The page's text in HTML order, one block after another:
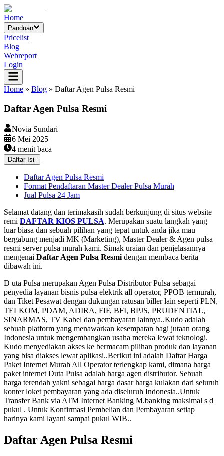
Home
Panduan
Pricelist
Blog
Webreport
Login
Home » Blog » Daftar Agen Pulsa Resmi
Daftar Agen Pulsa Resmi
Novia Sundari
6 Mei 2025
4 menit baca
Daftar Isi-
Daftar Agen Pulsa Resmi
Format Pendaftaran Master Dealer Pulsa Murah
Jual Pulsa 24 Jam
Selamat datang dan terimakasih sudah berkunjung di situs website
remi DAFTAR KIOS PULSA. Merupakan suatu langkah yang
luar biasa dan sebuah pilihan yang tepat untuk anda jika mau
bergabung menjadi MK (Marketing), Master Dealer & Agen pulsa
resmi server pulsa murah kami. Simak uraian dan penjelasannya
mengenai Daftar Agen Pulsa Resmi dengan membaca berita
dibawah ini.
D uta Pulsa merupakan Agen Pulsa Distributor Pulsa sebagai
penyedia layanan bisnis pulsa elektrik all operator, PPOB termurah,
dan Tiket Pesawat dengan dukungan ratusan biller lain seperti PLN,
TELKOM, PDAM, ADIRA, FIF, BFI, BPJS, PRUDENTIAL,
SINARMAS, TV Kabel dan pembayaran lainnya..Kudo adalah
sebuah platform yang menawarkan kesempatan bagi jutaan orang
Indonesia untuk mengembangkan usaha mereka lewat teknologi.
Kudo menyediakan akses ke bermacam pilihan produk dan layanan
yang bisa diakses lewat aplikasi..Berikut ini adalah Daftar Harga
Paket Internet Murah All Operator terlengkap kami, dimana harga
paket internet Duta Pulsa adalah harga agen distributor. Sebuah
harga terendah yakni sebagai harga dasar harga kulakan dari seluruh
konter loket pembayaran yang ada diseluruh Indonesia..Untuk
Transfer Bank via ATM Internet Banking M.banking maksimal s d
pukul . Untuk Konfirmasi Pembelian dan Pembayaran setiap
harinya kami layani sampai pukul WIB..
Daftar Agen Pulsa Resmi